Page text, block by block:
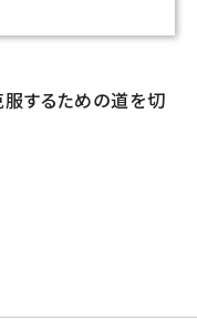
するための道を切